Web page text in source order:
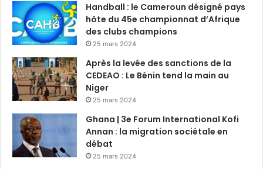
Handball : le Cameroun désigné pays
hôte du 45e championnat d’Afrique
des clubs champions
25 mars 2024
Après la levée des sanctions de la
CEDEAO : Le Bénin tend la main au
Niger
25 mars 2024
Ghana | 3e Forum International Kofi
Annan : la migration sociétale en
débat
25 mars 2024